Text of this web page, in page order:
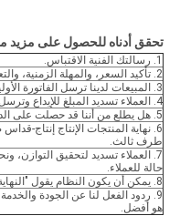
تحقق أدناه للحصول على مزيد
1. رسالتك الفنية الاقتباس.
2. تأكيد السعر، والمهلة الزمنية، والتعبئة شرط، مصطلح الدفع الخ
3. المبيعات لدينا ترسل الفاتورة الأولية مع الختم.
4. العملاء تسديد المبلغ للإيداع وترسل لنا استلام البنك.
5. هل يطلع من أننا قد حصلت على الدفع، ترتيب الإنتاج وإبلاغ الوقت المقدر.
6. نهاية المنتجات الإنتاج إنتاج-
طرف ثالث.
7. العملاء تسديد لتحقيق التوازن،
حالة للعملاء.
8. يمكن أن يكون النظام يقول "النهاية" عندما تتلقى السلع وتلبية معهم.
9. ردود الفعل لنا عن الجودة
هو أفضل.